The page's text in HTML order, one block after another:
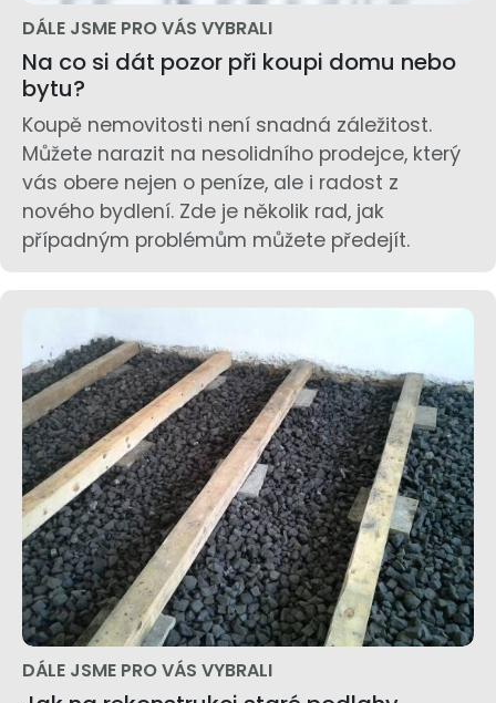
DÁLE JSME PRO VÁS VYBRALI
Na co si dát pozor při koupi domu nebo
bytu?
Koupě nemovitosti není snadná záležitost.
Můžete narazit na nesolidního prodejce, který
vás obere nejen o peníze, ale i radost z
nového bydlení. Zde je několik rad, jak
případným problémům můžete předejít.
DÁLE JSME PRO VÁS VYBRALI